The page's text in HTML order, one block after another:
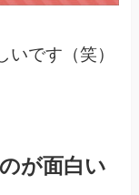
です（笑）
が面白い